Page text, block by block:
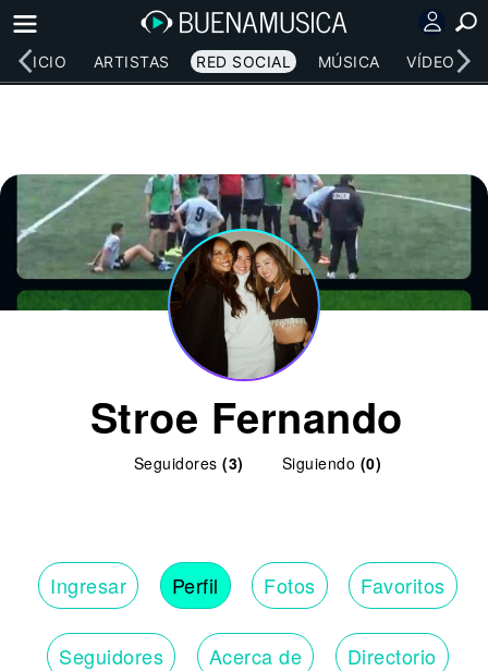
INICIO ARTISTAS RED SOCIAL MÚSICA VÍDEOS
Stroe Fernando
Seguidores (3) Siguiendo (0)
Ingresar Perfil Fotos Favoritos
Seguidores Acerca de Directorio